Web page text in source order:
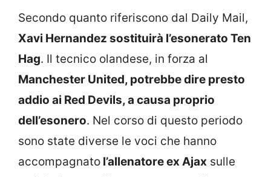
Secondo quanto riferiscono dal Daily Mail,
Xavi Hernandez sostituirà l’esonerato Ten
Hag. Il tecnico olandese, in forza al
Manchester United, potrebbe dire presto
addio ai Red Devils, a causa proprio
dell’esonero. Nel corso di questo periodo
sono state diverse le voci che hanno
accompagnato l’allenatore ex Ajax sulle